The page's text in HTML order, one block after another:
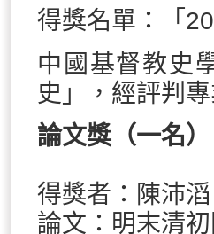
得獎名單：「
中國基督教史
史」，經評判
論文獎（一名）
得獎者：陳沛
論文：明末清